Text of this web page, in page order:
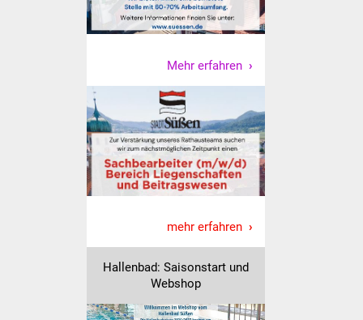
Hitzewarnung / UV-
ÖPNV
Bürgerbus (MOBS)
Abfall und Entsorgung
Kultur & Freizeit
Ostermarkt
Mehr erfahren
mehr erfahren
Hallenbad: Saisonstart und
Webshop